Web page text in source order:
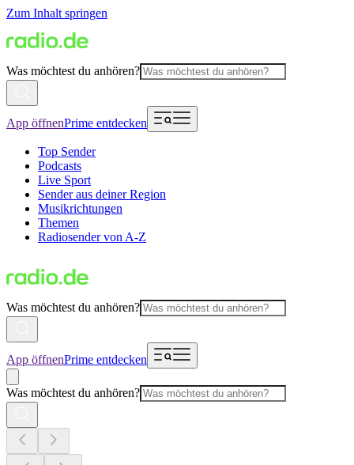
Zum Inhalt springen
Was möchtest du anhören?
App öffnenPrime entdecken
Top Sender
Podcasts
Live Sport
Sender aus deiner Region
Musikrichtungen
Themen
Radiosender von A-Z
Was möchtest du anhören?
App öffnenPrime entdecken
Was möchtest du anhören?